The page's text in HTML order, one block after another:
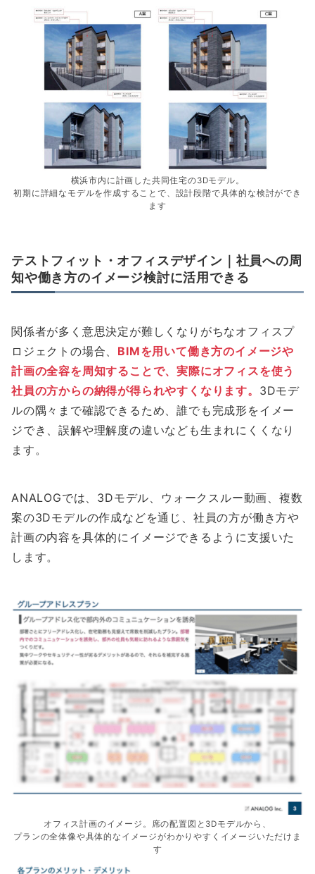
横浜市内に計画した共同住宅の3Dモデル。
初期に詳細なモデルを作成することで、設計段階で具体的な検討ができ
ます
テストフィット・オフィスデザイン｜社員への周
知や働き方のイメージ検討に活用できる
関係者が多く意思決定が難しくなりがちなオフィスプ
ロジェクトの場合、 BIMを用いて働き方のイメージや
計画の全容を周知することで、実際にオフィスを使う
社員の方からの納得が得られやすくなります。 3Dモデ
ルの隅々まで確認できるため、誰でも完成形をイメー
ジでき、誤解や理解度の違いなども生まれにくくなり
ます。
ANALOGでは、3Dモデル、ウォークスルー動画、複数
案の3Dモデルの作成などを通じ、社員の方が働き方や
計画の内容を具体的にイメージできるように支援いた
します。
オフィス計画のイメージ。席の配置図と3Dモデルから、
プランの全体像や具体的なイメージがわかりやすくイメージいただけま
す